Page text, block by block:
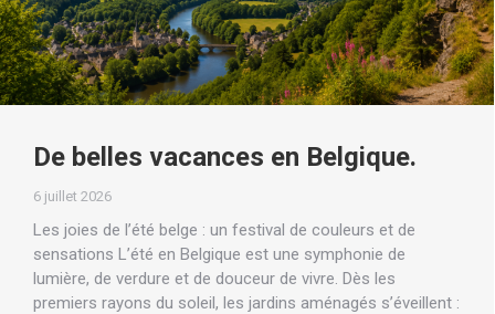
De belles vacances en Belgique.
6 juillet 2026
Les joies de l’été belge : un festival de couleurs et de
sensations L’été en Belgique est une symphonie de
lumière, de verdure et de douceur de vivre. Dès les
premiers rayons du soleil, les jardins aménagés s’éveillent :